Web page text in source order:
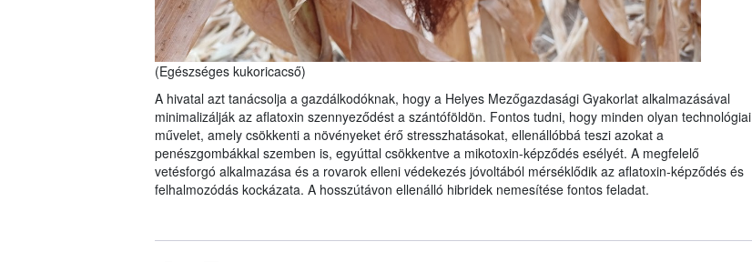
(Egészséges kukoricacső)
A hivatal azt tanácsolja a gazdálkodóknak, hogy a Helyes Mezőgazdasági Gyakorlat alkalmazásával
minimalizálják az aflatoxin szennyeződést a szántóföldön. Fontos tudni, hogy minden olyan technológiai
művelet, amely csökkenti a növényeket érő stresszhatásokat, ellenállóbbá teszi azokat a
penészgombákkal szemben is, egyúttal csökkentve a mikotoxin-képződés esélyét. A megfelelő
vetésforgó alkalmazása és a rovarok elleni védekezés jóvoltából mérséklődik az aflatoxin-képződés és
felhalmozódás kockázata. A hosszútávon ellenálló hibridek nemesítése fontos feladat.